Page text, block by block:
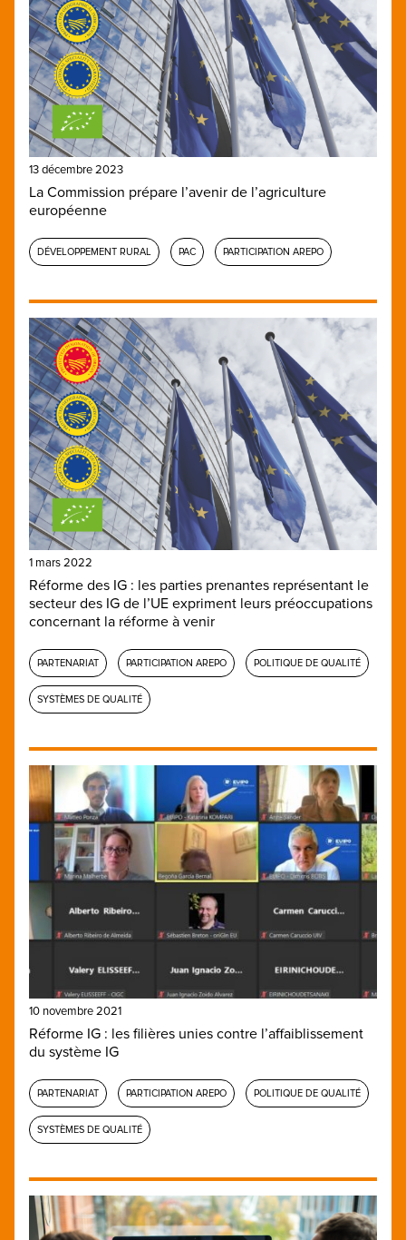
13 décembre 2023
La Commission prépare l’avenir de l’agriculture
européenne
DÉVELOPPEMENT RURAL PAC PARTICIPATION AREPO
1 mars 2022
Réforme des IG : les parties prenantes représentant le
secteur des IG de l’UE expriment leurs préoccupations
concernant la réforme à venir
PARTENARIAT PARTICIPATION AREPO POLITIQUE DE QUALITÉ
SYSTÈMES DE QUALITÉ
10 novembre 2021
Réforme IG : les filières unies contre l’affaiblissement
du système IG
PARTENARIAT PARTICIPATION AREPO POLITIQUE DE QUALITÉ
SYSTÈMES DE QUALITÉ